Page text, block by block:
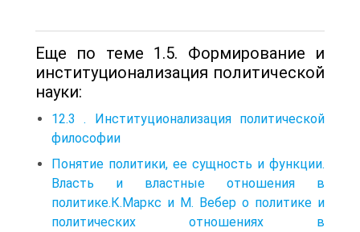
Еще по теме 1.5. Формирование и
институционализация политической
науки:
12.3 . Институционализация политической
философии
Понятие политики, ее сущность и функции.
Власть и властные отношения в
политике.К.Маркс и М. Вебер о политике и
политических отношениях в